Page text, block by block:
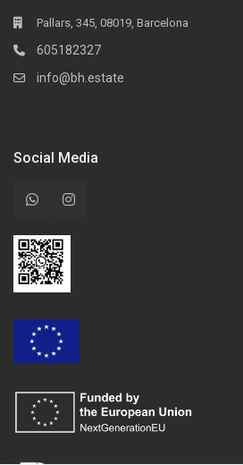
Pallars, 345, 08019, Barcelona
605182327
info@bh.estate
Social Media